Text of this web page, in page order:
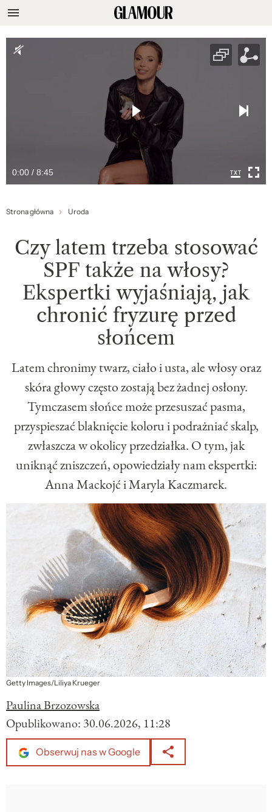
0:00 / 8:45
Strona główna Uroda
Czy latem trzeba stosować
SPF także na włosy?
Ekspertki wyjaśniają, jak
chronić fryzurę przed
słońcem
Latem chronimy twarz, ciało i usta, ale włosy oraz
skóra głowy często zostają bez żadnej osłony.
Tymczasem słońce może przesuszać pasma,
przyspieszać blaknięcie koloru i podrażniać skalp,
zwłaszcza w okolicy przedziałka. O tym, jak
uniknąć zniszczeń, opowiedziały nam ekspertki:
Anna Mackojć i Maryla Kaczmarek.
Getty Images/Liliya Krueger
Paulina Brzozowska
Opublikowano: 30.06.2026, 11:28
Obserwuj nas w Google